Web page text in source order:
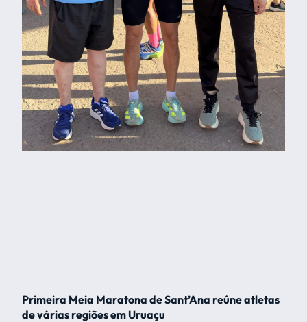
Primeira Meia Maratona de Sant’Ana reúne atletas
de várias regiões em Uruaçu